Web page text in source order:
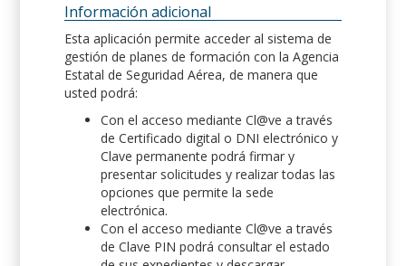
Información adicional
Esta aplicación permite acceder al sistema de
gestión de planes de formación con la Agencia
Estatal de Seguridad Aérea, de manera que
usted podrá:
Con el acceso mediante Cl@ve a través
de Certificado digital o DNI electrónico y
Clave permanente podrá firmar y
presentar solicitudes y realizar todas las
opciones que permite la sede
electrónica.
Con el acceso mediante Cl@ve a través
de Clave PIN podrá consultar el estado